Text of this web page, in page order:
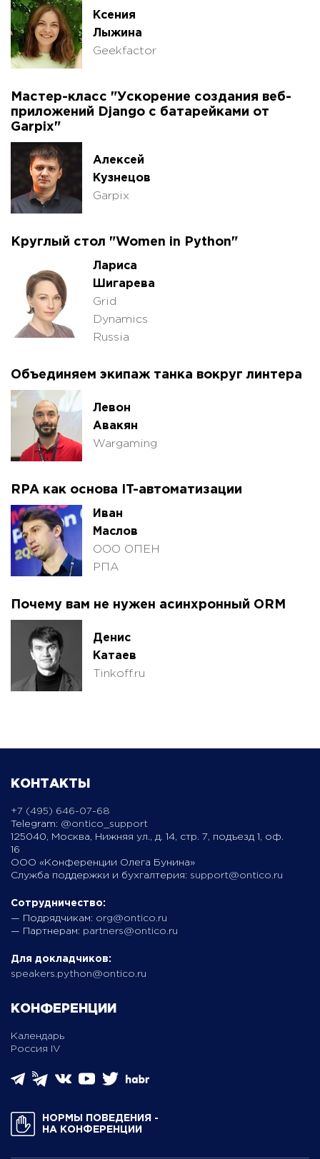
Ксения
Лыжина
Geekfactor
Мастер-класс "Ускорение создания веб-
приложений Django с батарейками от
Garpix"
Алексей
Кузнецов
Garpix
Круглый стол "Women in Python"
Лариса
Шигарева
Grid
Dynamics
Russia
Объединяем экипаж танка вокруг линтера
Левон
Авакян
Wargaming
RPA как основа IT-автоматизации
Иван
Маслов
ООО ОПЕН
РПА
Почему вам не нужен асинхронный ORM
Денис
Катаев
Tinkoff.ru
КОНТАКТЫ
+7 (495) 646-07-68
Telegram: @ontico_support
125040, Москва, Нижняя ул., д. 14, стр. 7, подъезд 1, оф.
16
ООО «Конференции Олега Бунина»
Служба поддержки и бухгалтерия: support@ontico.ru
Сотрудничество:
— Подрядчикам: org@ontico.ru
— Партнерам: partners@ontico.ru
Для докладчиков:
speakers.python@ontico.ru
КОНФЕРЕНЦИИ
Календарь
Россия IV
НОРМЫ ПОВЕДЕНИЯ ­
НА КОНФЕРЕНЦИИ